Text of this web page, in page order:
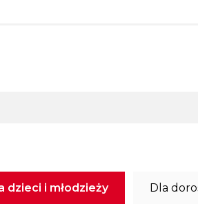
dzieci i młodzieży Dla